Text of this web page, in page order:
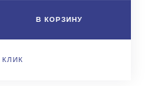
В КОРЗИНУ
КЛИК